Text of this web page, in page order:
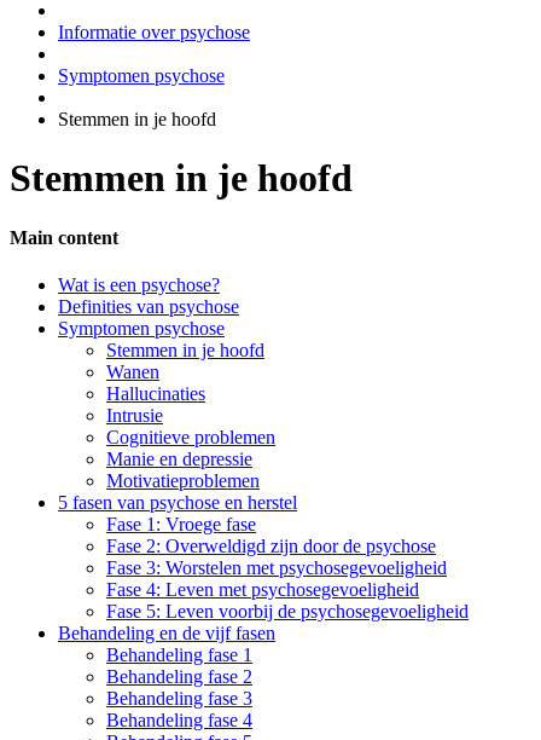
Informatie over psychose
Symptomen psychose
Stemmen in je hoofd
Stemmen in je hoofd
Main content
Side
Navigation
Wat is een psychose?
Definities van psychose
Symptomen psychose
Stemmen in je hoofd
Wanen
Hallucinaties
Intrusie
Cognitieve problemen
Manie en depressie
Motivatieproblemen
5 fasen van psychose en herstel
Fase 1: Vroege fase
Fase 2: Overweldigd zijn door de psychose
Fase 3: Worstelen met psychosegevoeligheid
Fase 4: Leven met psychosegevoeligheid
Fase 5: Leven voorbij de psychosegevoeligheid
Behandeling en de vijf fasen
Behandeling fase 1
Behandeling fase 2
Behandeling fase 3
Behandeling fase 4